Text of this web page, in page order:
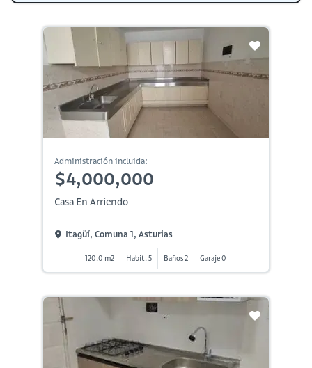
Administración incluida:
$4,000,000
Casa En Arriendo
Itagüí, Comuna 1, Asturias
120.0 m2 Habit. 5 Baños 2 Garaje 0